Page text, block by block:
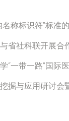
名称标识符”标准
省社科联开展合
“一带一路”国际
掘与应用研讨会